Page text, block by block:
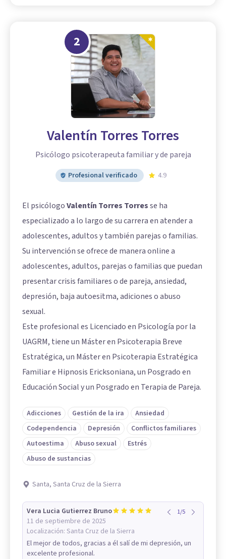
2
Valentín Torres Torres
Psicólogo psicoterapeuta familiar y de pareja
Profesional verificado 4.9
El psicólogoValentín Torres Torresse ha
especializado a lo largo de su carrera en atender a
adolescentes, adultos y también parejas o familias.
Su intervención se ofrece de manera online a
adolescentes, adultos, parejas o familias que puedan
presentar crisis familiares o de pareja, ansiedad,
depresión, baja autoesitma, adiciones o abuso
sexual.
Este profesional es Licenciado en Psicología por la
UAGRM, tiene un Máster en Psicoterapia Breve
Estratégica, un Máster en Psicoterapia Estratégica
Familiar e Hipnosis Ericksoniana, un Posgrado en
Educación Social y un Posgrado en Terapia de Pareja.
Adicciones Gestión de la ira
Ansiedad
Codependencia
Depresión
Conflictos familiares
Autoestima
Abuso sexual
Estrés
Abuso de sustancias
Santa, Santa Cruz de la Sierra
Vera Lucia Gutierrez Bruno
11 de septiembre de 2025
Localización: Santa Cruz de la Sierra
1/5
El mejor de todos, gracias a él salí de mi depresión, un
excelente profesional.